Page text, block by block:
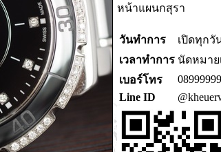
หน้าแผนกสุรา
วันทำการ
เปิดทุกวั
เวลาทำการ นัดหมาย
เบอร์โทร
Line ID